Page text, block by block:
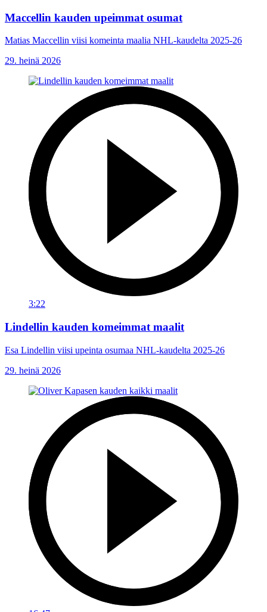
Maccellin kauden upeimmat osumat
Matias Maccellin viisi komeinta maalia NHL-kaudelta 2025-26
29. heinä 2026
3:22
Lindellin kauden komeimmat maalit
Esa Lindellin viisi upeinta osumaa NHL-kaudelta 2025-26
29. heinä 2026